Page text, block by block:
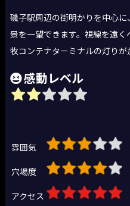
磯子駅周辺の街明かりを中心
景を一望できます。視線を遠
牧コンテナターミナルの灯りが
感動レベル
雰囲気
穴場度
アクセス